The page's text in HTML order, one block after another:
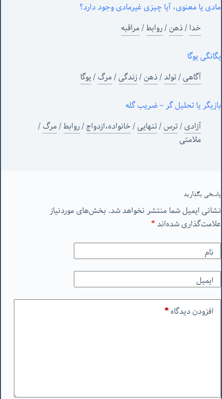
مادی یا معنوی، آیا چیزی غیرمادی وجود دارد؟
خدا/ذهن/روابط/مراقبه
یگانگی یوگا
آگاهی/تولد/ذهن/زندگی/مرگ/یوگا
بازیگر یا تحلیل گر – ضریب گله
آزادی/ترس/تنهایی/خانواده،ازدواج/روابط/مرگ/
ملامتی
پاسخی بگذارید
نشانی ایمیل شما منتشر نخواهد شد. بخش‌های موردنیاز
علامت‌گذاری شده‌اند*
نام
ایمیل
افزودن دیدگاه*